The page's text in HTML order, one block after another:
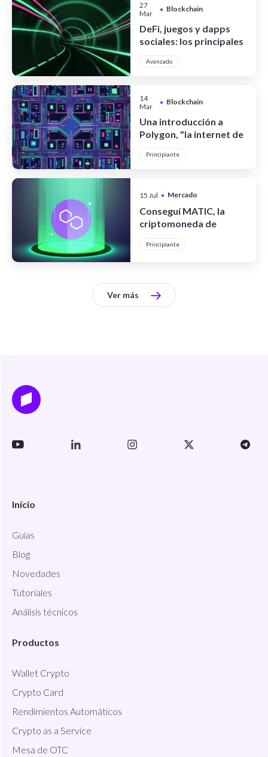
27
Mar
• Blockchain
DeFi, juegos y dapps
sociales: los principales
Avanzado
14
Mar
• Blockchain
Una introducción a
Polygon, "la internet de
Principiante
15 Jul • Mercado
Conseguí MATIC, la
criptomoneda de
Principiante
Ver más
Início
Guías
Blog
Novedades
Tutoriales
Análisis técnicos
Productos
Wallet Crypto
Crypto Card
Rendimientos Automáticos
Crypto as a Service
Mesa de OTC